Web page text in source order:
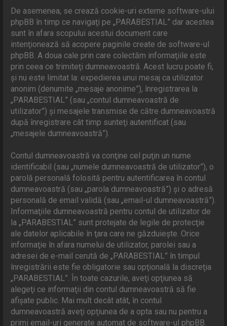
De asemenea, se crează cookie-uri externe software-ului
phpBB în timp ce navigaţi pe „PARABESTIAL” dar acestea
sunt în afara scopului acestui document care
intenţionează să acopere paginile create de software-ul
phpBB. A doua cale prin care colectăm informaţiile este
prin ceea ce trimiteţi dumneavoastră. Acest lucru poate fi,
şi nu este limitat la: expedierea unui mesaj ca utilizator
anonim (denumite „mesaje anonime”), înregistrarea la
„PARABESTIAL” (sau „contul dumneavoastră de
utilizator”) şi mesajele transmise de către dumneavoastră
după înregistrare cât timp sunteţi autentificat (sau
„mesajele dumneavoastră”).
Contul dumneavoastră va conţine cel puţin un nume
identificabil (sau „numele dumneavoastră de utilizator”), o
parolă personală folosită pentru autentificarea în contul
dumneavoastră (sau „parola dumneavoastră”) şi o adresă
personală de email validă (sau „email-ul dumneavoastră”).
Informaţiile dumneavoastră pentru contul de utilizator de
la „PARABESTIAL” sunt protejate de legile de protecţie
ale datelor aplicabile în ţara care ne găzduieşte. Orice
informaţie în afara numelui de utilizator, parolei sau a
adresei de e-mail cerută de „PARABESTIAL” în timpul
înregistrării este fie obligatorie sau opţională la discreţia
„PARABESTIAL”. În toate cazurile, aveţi opţiunea să
alegeţi ce informaţii din contul dumneavoastră să fie
afişate public. Mai mult decât atât, în contul
dumneavoastră aveţi opţiunea de a opta sau nu pentru a
primi email-uri generate automat de software-ul phpBB.